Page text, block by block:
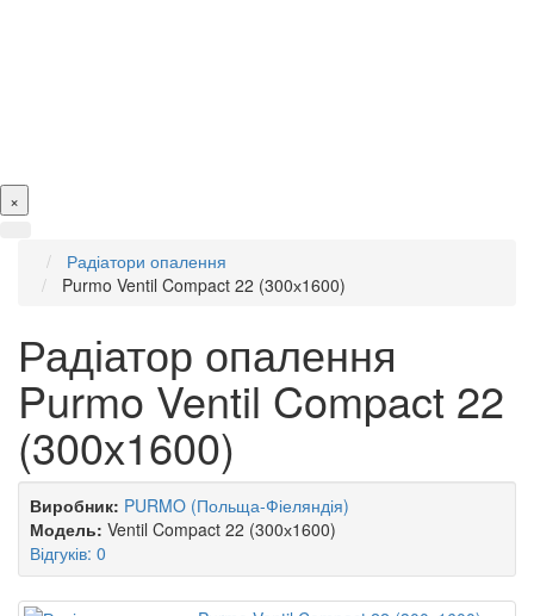
×
Радіатори опалення
Purmo Ventil Compact 22 (300х1600)
Радіатор опалення
Purmo Ventil Compact 22
(300х1600)
Виробник: PURMO (Польща-Фіеляндія)
Модель: Ventil Compact 22 (300х1600)
Відгуків: 0